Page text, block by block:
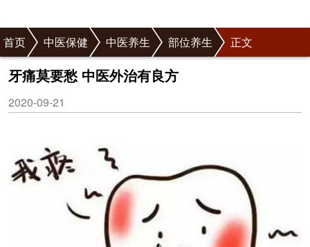
首页 中医保健 中医养生 部位养生 正文
牙痛莫要愁 中医外治有良方
2020-09-21